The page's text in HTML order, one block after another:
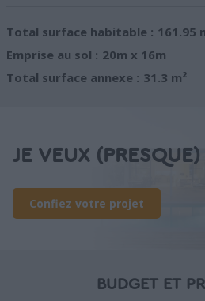
Total surface habitable : 161.95
Emprise au sol : 20m x 16m
Total surface annexe : 31.3 m²
JE VEUX
Confiez votre projet
BUDGET ET